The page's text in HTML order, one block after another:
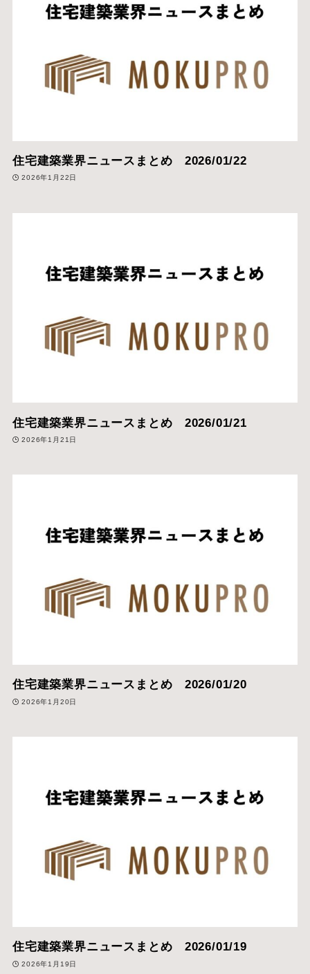
住宅建築業界ニュースまとめ 2026/01/22
2026年1月22日
住宅建築業界ニュースまとめ 2026/01/21
2026年1月21日
住宅建築業界ニュースまとめ 2026/01/20
2026年1月20日
住宅建築業界ニュースまとめ 2026/01/19
2026年1月19日